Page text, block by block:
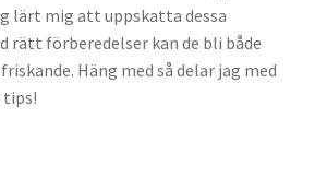
lärt mig att uppskatta dessa
rätt förberedelser kan de bli både
Häng med så delar jag med
tips!